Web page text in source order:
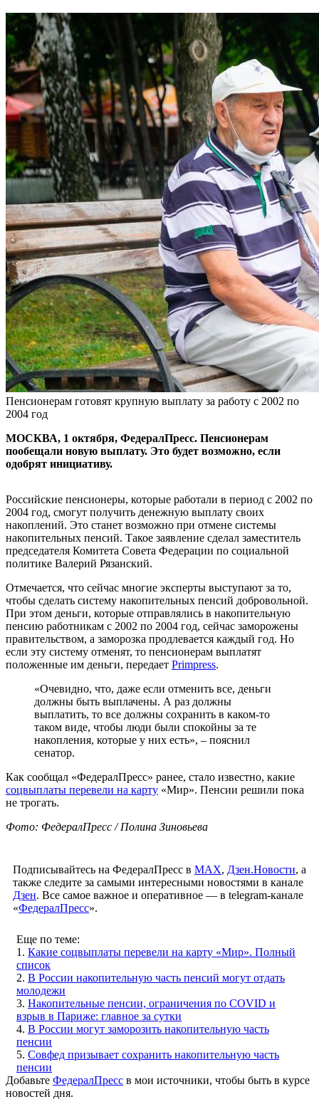
Пенсионерам готовят крупную выплату за работу с 2002 по
2004 год
МОСКВА, 1 октября, ФедералПресс. Пенсионерам
пообещали новую выплату. Это будет возможно, если
одобрят инициативу.
Российские пенсионеры, которые работали в период с 2002 по
2004 год, смогут получить денежную выплату своих
накоплений. Это станет возможно при отмене системы
накопительных пенсий. Такое заявление сделал заместитель
председателя Комитета Совета Федерации по социальной
политике Валерий Рязанский.
Отмечается, что сейчас многие эксперты выступают за то,
чтобы сделать систему накопительных пенсий добровольной.
При этом деньги, которые отправлялись в накопительную
пенсию работникам с 2002 по 2004 год, сейчас заморожены
правительством, а заморозка продлевается каждый год. Но
если эту систему отменят, то пенсионерам выплатят
положенные им деньги, передает Primpress.
«Очевидно, что, даже если отменить все, деньги
должны быть выплачены. А раз должны
выплатить, то все должны сохранить в каком-то
таком виде, чтобы люди были спокойны за те
накопления, которые у них есть», – пояснил
сенатор.
Как сообщал «ФедералПресс» ранее, стало известно, какие
соцвыплаты перевели на карту «Мир». Пенсии решили пока
не трогать.
Фото: ФедералПресс / Полина Зиновьева
Подписывайтесь на ФедералПресс в МАХ, Дзен.Новости, а
также следите за самыми интересными новостями в канале
Дзен. Все самое важное и оперативное — в telegram-канале
«ФедералПресс».
Еще по теме:
1. Какие соцвыплаты перевели на карту «Мир». Полный
список
2. В России накопительную часть пенсий могут отдать
молодежи
3. Накопительные пенсии, ограничения по COVID и
взрыв в Париже: главное за сутки
4. В России могут заморозить накопительную часть
пенсии
5. Совфед призывает сохранить накопительную часть
пенсии
Добавьте ФедералПресс в мои источники, чтобы быть в курсе
новостей дня.